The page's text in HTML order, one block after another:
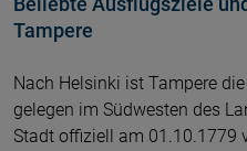
Tampere
Nach Helsinki ist Tampere die
gelegen im Südwesten des
Stadt offiziell am 01.10.1779